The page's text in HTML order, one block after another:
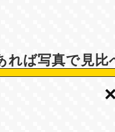
れば写真で見比